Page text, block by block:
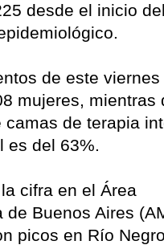
desde el inicio del
de este viernes
mujeres, mientras
camas de terapia
es del 63%.
cifra en el Área
de Buenos Aires
picos en Río